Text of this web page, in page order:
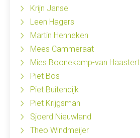
Krijn Janse
Leen Hagers
Martin Henneken
Mees Cammeraat
Mies Boonekamp-van Haastert
Piet Bos
Piet Buitendijk
Piet Krijgsman
Sjoerd Nieuwland
Theo Windmeijer